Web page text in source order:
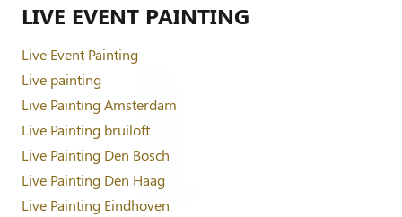
LIVE EVENT PAINTING
Live Event Painting
Live painting
Live Painting Amsterdam
Live Painting bruiloft
Live Painting Den Bosch
Live Painting Den Haag
Live Painting Eindhoven